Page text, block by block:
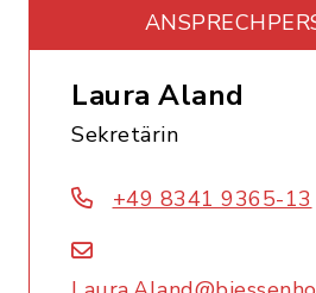
Laura Aland
Sekretärin
+49 8341 9365-13